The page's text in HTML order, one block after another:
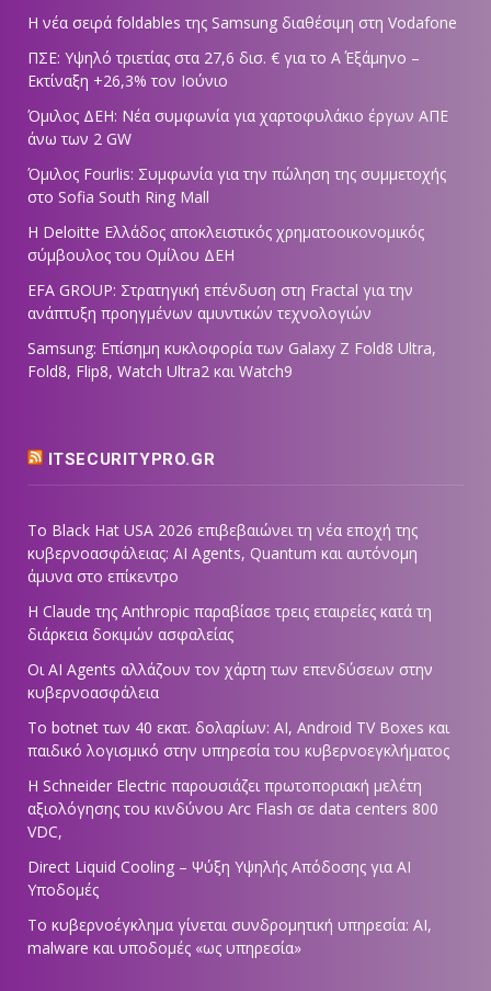
Η νέα σειρά foldables της Samsung διαθέσιμη στη Vodafone
ΠΣΕ: Υψηλό τριετίας στα 27,6 δισ. € για το Α΄ Εξάμηνο –
Εκτίναξη +26,3% τον Ιούνιο
Όμιλος ΔΕΗ: Νέα συμφωνία για χαρτοφυλάκιο έργων ΑΠΕ
άνω των 2 GW
Όμιλος Fourlis: Συμφωνία για την πώληση της συμμετοχής
στο Sofia South Ring Mall
Η Deloitte Ελλάδος αποκλειστικός χρηματοοικονομικός
σύμβουλος του Ομίλου ΔΕΗ
EFA GROUP: Στρατηγική επένδυση στη Fractal για την
ανάπτυξη προηγμένων αμυντικών τεχνολογιών
Samsung: Επίσημη κυκλοφορία των Galaxy Z Fold8 Ultra,
Fold8, Flip8, Watch Ultra2 και Watch9
ITSECURITYPRO.GR
Το Black Hat USA 2026 επιβεβαιώνει τη νέα εποχή της
κυβερνοασφάλειας: AI Agents, Quantum και αυτόνομη
άμυνα στο επίκεντρο
Η Claude της Anthropic παραβίασε τρεις εταιρείες κατά τη
διάρκεια δοκιμών ασφαλείας
Οι AI Agents αλλάζουν τον χάρτη των επενδύσεων στην
κυβερνοασφάλεια
Το botnet των 40 εκατ. δολαρίων: AI, Android TV Boxes και
παιδικό λογισμικό στην υπηρεσία του κυβερνοεγκλήματος
Η Schneider Electric παρουσιάζει πρωτοποριακή μελέτη
αξιολόγησης του κινδύνου Arc Flash σε data centers 800
VDC,
Direct Liquid Cooling – Ψύξη Υψηλής Απόδοσης για AI
Υποδομές
Το κυβερνοέγκλημα γίνεται συνδρομητική υπηρεσία: AI,
malware και υποδομές «ως υπηρεσία»